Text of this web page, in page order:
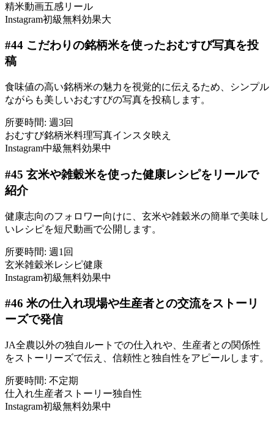
精米動画五感リール
Instagram初級無料効果大
#44 こだわりの銘柄米を使ったおむすび写真を投
稿
食味値の高い銘柄米の魅力を視覚的に伝えるため、シンプル
ながらも美しいおむすびの写真を投稿します。
所要時間: 週3回
おむすび銘柄米料理写真インスタ映え
Instagram中級無料効果中
#45 玄米や雑穀米を使った健康レシピをリールで
紹介
健康志向のフォロワー向けに、玄米や雑穀米の簡単で美味し
いレシピを短尺動画で公開します。
所要時間: 週1回
玄米雑穀米レシピ健康
Instagram初級無料効果中
#46 米の仕入れ現場や生産者との交流をストーリ
ーズで発信
JA全農以外の独自ルートでの仕入れや、生産者との関係性
をストーリーズで伝え、信頼性と独自性をアピールします。
所要時間: 不定期
仕入れ生産者ストーリー独自性
Instagram初級無料効果中